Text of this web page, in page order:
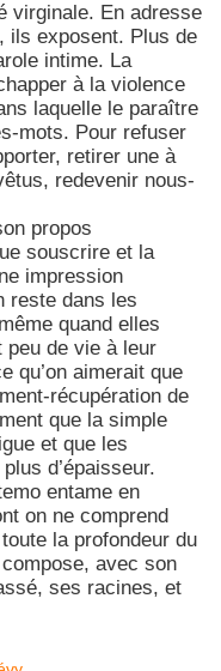
virginale. En adresse
ils exposent. Plus de
intime. La
à la violence
laquelle le paraître
mots. Pour refuser
retirer une à
redevenir nous-
propos
souscrire et la
impression
reste dans les
quand elles
peu de vie à leur
qu’on aimerait que
récupération de
que la simple
et que les
d’épaisseur.
entame en
on ne comprend
la profondeur du
avec son
ses racines, et